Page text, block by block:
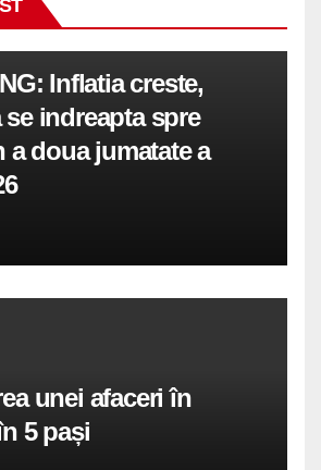
Inflatia creste,
indreapta spre
a doua jumatate a
unei afaceri în
5 pași